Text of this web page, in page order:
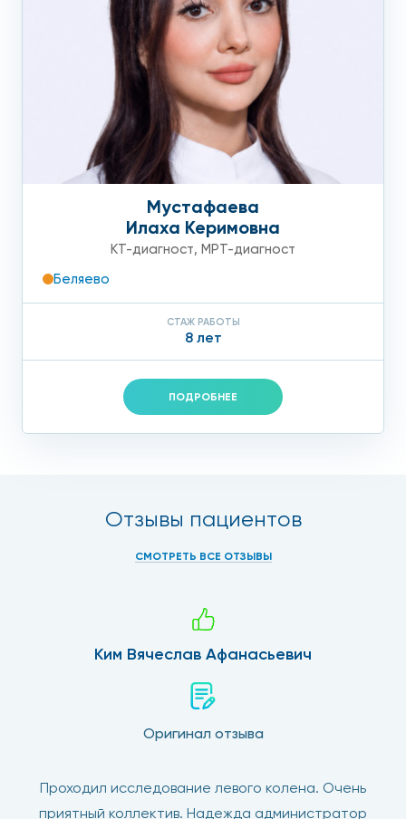
Мустафаева
Илаха Керимовна
КТ-диагност, МРТ-диагност
Беляево
СТАЖ РАБОТЫ
8 лет
ПОДРОБНЕЕ
Отзывы пациентов
СМОТРЕТЬ ВСЕ ОТЗЫВЫ
Ким Вячеслав Афанасьевич
Оригинал отзыва
Проходил исследование левого колена. Очень
приятный коллектив. Надежда администратор